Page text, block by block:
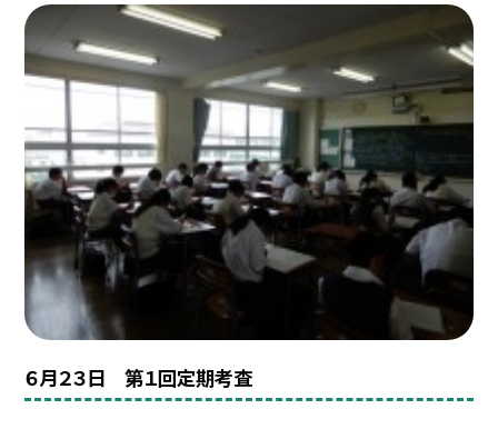
６月２３日 第１回定期考査